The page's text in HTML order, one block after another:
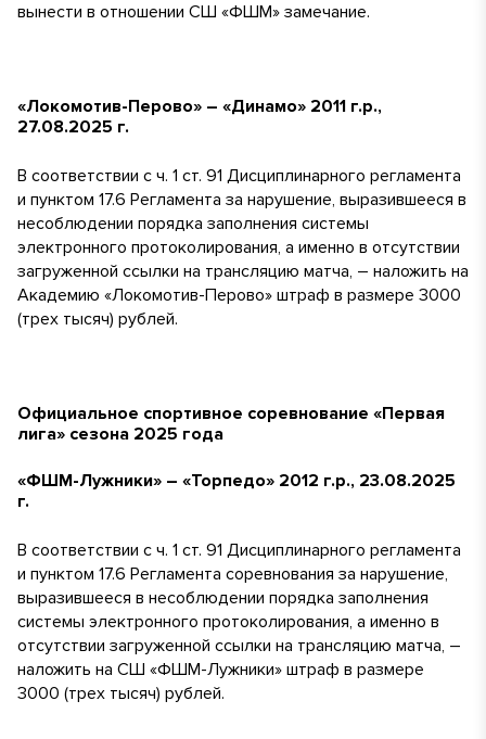
вынести в отношении СШ «ФШМ» замечание.
«Локомотив-Перово» – «Динамо» 2011 г.р.,
27.08.2025 г.
В соответствии с ч. 1 ст. 91 Дисциплинарного регламента
и пунктом 17.6 Регламента за нарушение, выразившееся в
несоблюдении порядка заполнения системы
электронного протоколирования, а именно в отсутствии
загруженной ссылки на трансляцию матча, – наложить на
Академию «Локомотив-Перово» штраф в размере 3000
(трех тысяч) рублей.
Официальное спортивное соревнование «Первая
лига» сезона 2025 года
«ФШМ-Лужники» – «Торпедо» 2012 г.р., 23.08.2025
г.
В соответствии с ч. 1 ст. 91 Дисциплинарного регламента
и пунктом 17.6 Регламента соревнования за нарушение,
выразившееся в несоблюдении порядка заполнения
системы электронного протоколирования, а именно в
отсутствии загруженной ссылки на трансляцию матча, –
наложить на СШ «ФШМ-Лужники» штраф в размере
3000 (трех тысяч) рублей.